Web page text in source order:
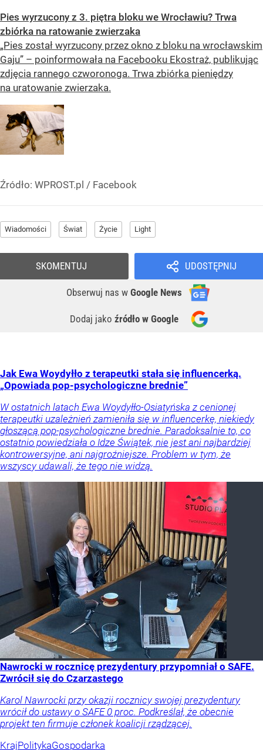
Pies wyrzucony z 3. piętra bloku we Wrocławiu? Trwa
zbiórka na ratowanie zwierzaka
„Pies został wyrzucony przez okno z bloku na wrocławskim
Gaju” – poinformowała na Facebooku Ekostraż, publikując
zdjęcia rannego czworonoga. Trwa zbiórka pieniędzy
na uratowanie zwierzaka.
Źródło: WPROST.pl / Facebook
Wiadomości Świat Życie Light
UDOSTĘPNIJ
Obserwuj nas w Google News
Dodaj jako źródło w Google
SKOMENTUJ
Jak Ewa Woydyłło z terapeutki stała się influencerką.
„Opowiada pop-psychologiczne brednie”
W ostatnich latach Ewa Woydyłło-Osiatyńska z cenionej
terapeutki uzależnień zamieniła się w influencerkę, niekiedy
głoszącą pop-psychologiczne brednie. Paradoksalnie to, co
ostatnio powiedziała o Idze Świątek, nie jest ani najbardziej
kontrowersyjne, ani najgroźniejsze. Problem w tym, że
wszyscy udawali, że tego nie widzą.
Nawrocki w rocznicę prezydentury przypomniał o SAFE.
Zwrócił się do Czarzastego
Karol Nawrocki przy okazji rocznicy swojej prezydentury
wrócił do ustawy o SAFE 0 proc. Podkreślał, że obecnie
projekt ten firmuje członek koalicji rządzącej.
KrajPolitykaGospodarka